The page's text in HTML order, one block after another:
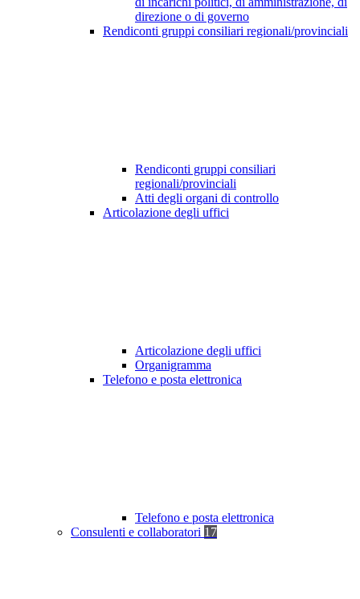
direzione o di governo
Rendiconti gruppi consiliari regionali/provinciali
Rendiconti gruppi consiliari
regionali/provinciali
Atti degli organi di controllo
Articolazione degli uffici
Articolazione degli uffici
Organigramma
Telefono e posta elettronica
Telefono e posta elettronica
Consulenti e collaboratori 17